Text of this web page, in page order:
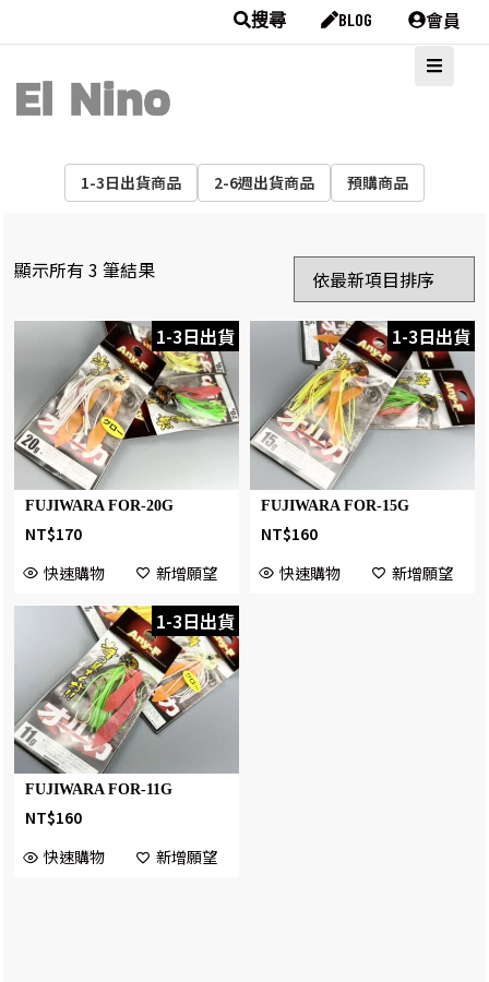
搜尋 BLOG 會員
1-3日出貨商品 2-6週出貨商品 預購商品
顯示所有 3 筆結果
1-3日出貨
FUJIWARA FOR-20G
NT$170
快速購物
新增願望
1-3日出貨
FUJIWARA FOR-15G
NT$160
快速購物
新增願望
1-3日出貨
FUJIWARA FOR-11G
NT$160
快速購物
新增願望